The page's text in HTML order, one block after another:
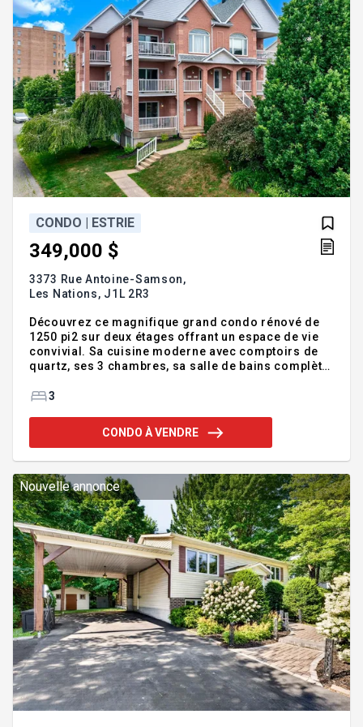
CONDO | ESTRIE
349,000 $
3373 Rue Antoine-Samson,
Les Nations, J1L 2R3
Découvrez ce magnifique grand condo rénové de
1250 pi2 sur deux étages offrant un espace de vie
convivial. Sa cuisine moderne avec comptoirs de
quartz, ses 3 chambres, sa salle de bains complète
famille ou un couple. Profitez de deux balcons
de deux espaces de rangement. Situé à proximité
du Carrefour de l'Estrie et de tous les services,
emplacement de choix. Addenda :Offrez-vous un
spacieux condo d
3
CONDO À VENDRE
Nouvelle annonce